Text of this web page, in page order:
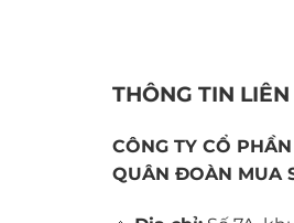
THÔNG TIN LIÊN
CÔNG TY CỔ
QUÂN ĐOÀN MUA